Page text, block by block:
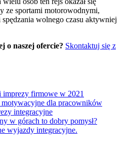
ze sportami motorowodnymi,
spędzania wolnego czasu aktywniej
o naszej ofercie? Skontaktuj się z
firmowe w 2021
motywacyjne dla pracowników
integracyjne
w górach to dobry pomysł?
wyjazdy integracyjne.